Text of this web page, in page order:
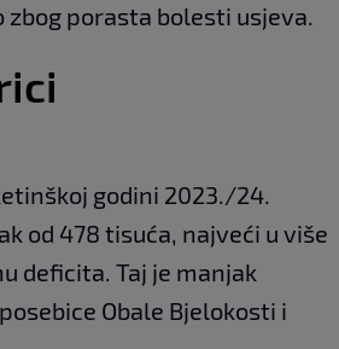
porasta bolesti usjeva.
godini 2023./24.
od 478 tisuća, najveći u više
deficita. Taj je manjak
Obale Bjelokosti i